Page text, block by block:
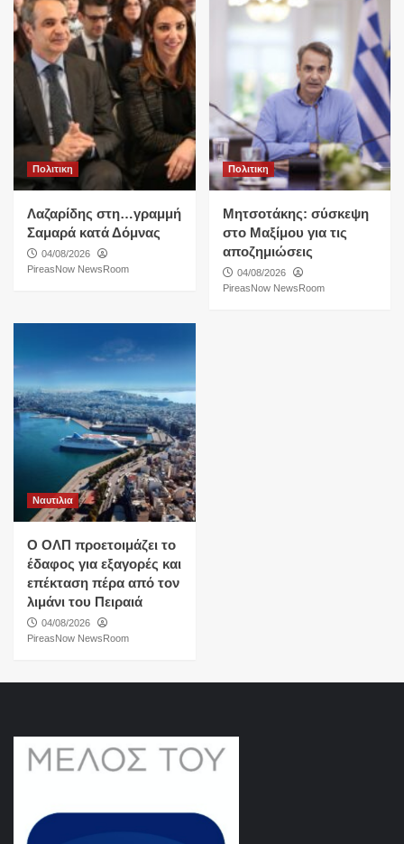
Πολιτικη
Λαζαρίδης στη…γραμμή
Σαμαρά κατά Δόμνας
04/08/2026
PireasNow NewsRoom
Πολιτικη
Μητσοτάκης: σύσκεψη
στο Μαξίμου για τις
αποζημιώσεις
04/08/2026
PireasNow NewsRoom
Ναυτιλια
O ΟΛΠ προετοιμάζει το
έδαφος για εξαγορές και
επέκταση πέρα από τον
λιμάνι του Πειραιά
04/08/2026
PireasNow NewsRoom